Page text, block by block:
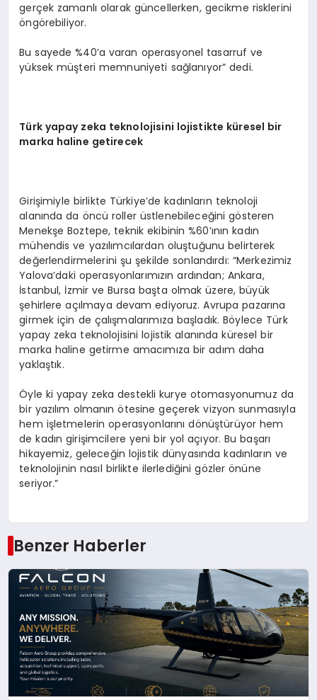
gerçek zamanlı olarak güncellerken, gecikme risklerini
öngörebiliyor.
Bu sayede %40’a varan operasyonel tasarruf ve
yüksek müşteri memnuniyeti sağlanıyor” dedi.
Türk yapay zeka teknolojisini lojistikte küresel bir
marka haline getirecek
Girişimiyle birlikte Türkiye’de kadınların teknoloji
alanında da öncü roller üstlenebileceğini gösteren
Menekşe Boztepe, teknik ekibinin %60’ının kadın
mühendis ve yazılımcılardan oluştuğunu belirterek
değerlendirmelerini şu şekilde sonlandırdı: “Merkezimiz
Yalova’daki operasyonlarımızın ardından; Ankara,
İstanbul, İzmir ve Bursa başta olmak üzere, büyük
şehirlere açılmaya devam ediyoruz. Avrupa pazarına
girmek için de çalışmalarımıza başladık. Böylece Türk
yapay zeka teknolojisini lojistik alanında küresel bir
marka haline getirme amacımıza bir adım daha
yaklaştık.
Öyle ki yapay zeka destekli kurye otomasyonumuz da
bir yazılım olmanın ötesine geçerek vizyon sunmasıyla
hem işletmelerin operasyonlarını dönüştürüyor hem
de kadın girişimcilere yeni bir yol açıyor. Bu başarı
hikayemiz, geleceğin lojistik dünyasında kadınların ve
teknolojinin nasıl birlikte ilerlediğini gözler önüne
seriyor.”
Benzer Haberler